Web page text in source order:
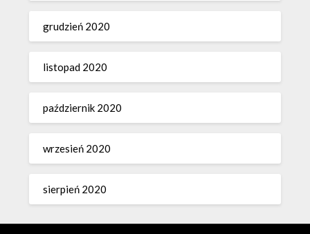
grudzień 2020
listopad 2020
październik 2020
wrzesień 2020
sierpień 2020